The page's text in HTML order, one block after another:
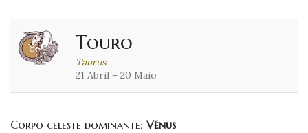
Touro
Taurus
21 Abril – 20 Maio
Corpo celeste dominante: Vénus